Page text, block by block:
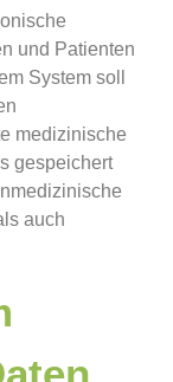
und Patienten
System soll
medizinische
gespeichert
auch